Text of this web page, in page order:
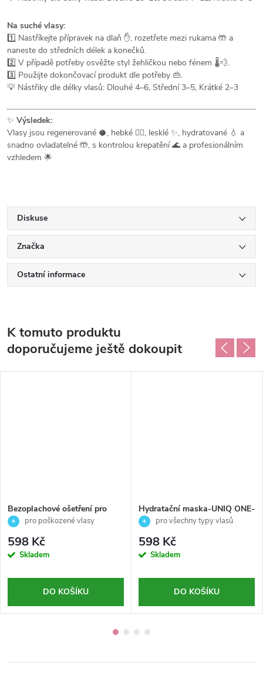
Na suché vlasy:
1️⃣ Nastříkejte přípravek na dlaň ✋, rozetřete mezi rukama 🤲 a
naneste do středních délek a konečků.
2️⃣ V případě potřeby osvěžte styl žehličkou nebo fénem 🌡️💨.
3️⃣ Použijte dokončovací produkt dle potřeby 👜.
💡 Nástřiky dle délky vlasů: Dlouhé 4–6, Střední 3–5, Krátké 2–3
✨ Výsledek:
Vlasy jsou regenerované 🥥, hebké 💆‍♀️, lesklé ✨, hydratované 💧 a
snadno ovladatelné 🤲, s kontrolou krepatění 🌊 a profesionálním
vzhledem 🌟
Diskuse
Značka
Ostatní informace
K tomuto produktu
doporučujeme ještě dokoupit
Bezoplachové ošetření pro
obnovu poškozených vlasů
professional-150ml
pro poškozené vlasy
598 Kč
Skladem
DO KOŠÍKU
Hydratační maska-UNIQ ONE-
Revlon professional-300ml
pro všechny typy vlasů
598 Kč
Skladem
DO KOŠÍKU